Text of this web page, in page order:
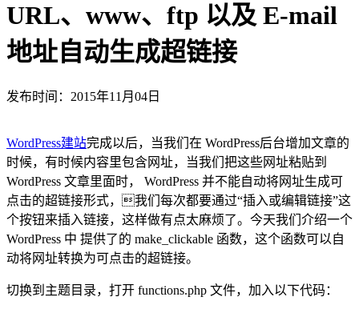
URL、www、ftp 以及 E-mail
地址自动生成超链接
发布时间：2015年11月04日
WordPress建站完成以后，当我们在 WordPress后台增加文章的
时候，有时候内容里包含网址，当我们把这些网址粘贴到
WordPress 文章里面时， WordPress 并不能自动将网址生成可
点击的超链接形式，我们每次都要通过“插入或编辑链接”这
个按钮来插入链接，这样做有点太麻烦了。今天我们介绍一个
WordPress 中 提供了的 make_clickable 函数，这个函数可以自
动将网址转换为可点击的超链接。
切换到主题目录，打开 functions.php 文件，加入以下代码：